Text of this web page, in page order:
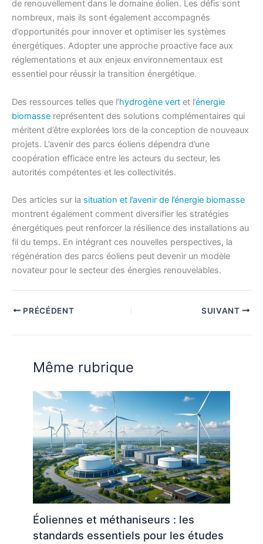
de renouvellement dans le domaine éolien. Les défis sont
nombreux, mais ils sont également accompagnés
d’opportunités pour innover et optimiser les systèmes
énergétiques. Adopter une approche proactive face aux
réglementations et aux enjeux environnementaux est
essentiel pour réussir la transition énergétique.
Des ressources telles que l’hydrogène vert et l’énergie
biomasse représentent des solutions complémentaires qui
méritent d’être explorées lors de la conception de nouveaux
projets. L’avenir des parcs éoliens dépendra d’une
coopération efficace entre les acteurs du secteur, les
autorités compétentes et les collectivités.
Des articles sur la situation et l’avenir de l’énergie biomasse
montrent également comment diversifier les stratégies
énergétiques peut renforcer la résilience des installations au
fil du temps. En intégrant ces nouvelles perspectives, la
régénération des parcs éoliens peut devenir un modèle
novateur pour le secteur des énergies renouvelables.
PRÉCÉDENT SUIVANT
Même rubrique
Éoliennes et méthaniseurs : les
standards essentiels pour les études